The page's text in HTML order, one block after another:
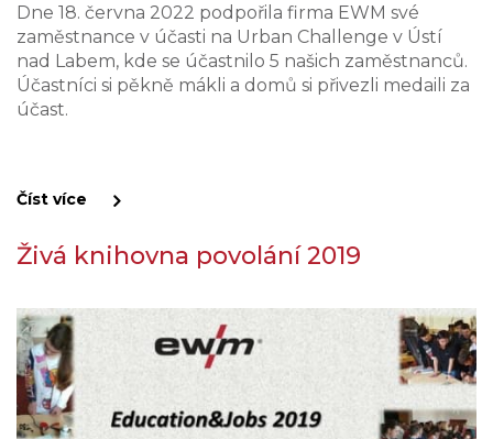
Dne 18. června 2022 podpořila firma EWM své
zaměstnance v účasti na Urban Challenge v Ústí
nad Labem, kde se účastnilo 5 našich zaměstnanců.
Účastníci si pěkně mákli a domů si přivezli medaili za
účast.
Číst více
Živá knihovna povolání 2019